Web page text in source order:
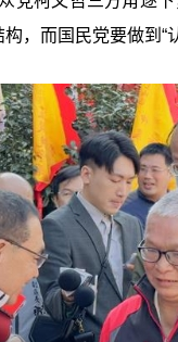
，而国民党要做到“